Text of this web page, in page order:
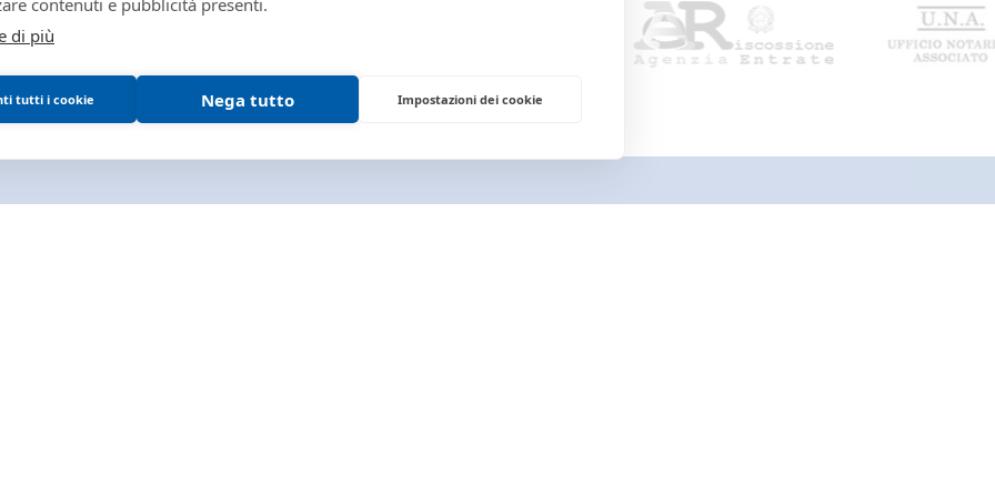
1001588
1001588
contenuti e pubblicità presenti.
di più
tutti i cookie Nega tutto Impostazioni dei cookie